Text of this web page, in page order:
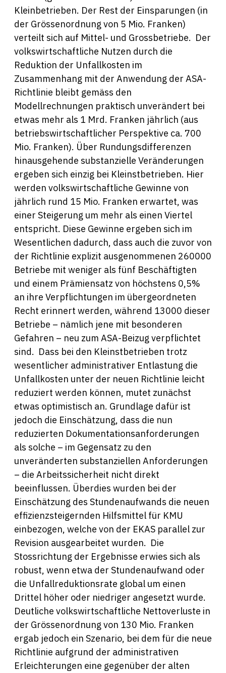
Kleinbetrieben. Der Rest der Einsparungen (in
der Grössenordnung von 5 Mio. Franken)
verteilt sich auf Mittel- und Grossbetriebe. Der
volkswirtschaftliche Nutzen durch die
Reduktion der Unfallkosten im
Zusammenhang mit der Anwendung der ASA-
Richtlinie bleibt gemäss den
Modellrechnungen praktisch unverändert bei
etwas mehr als 1 Mrd. Franken jährlich (aus
betriebswirtschaftlicher Perspektive ca. 700
Mio. Franken). Über Rundungsdifferenzen
hinausgehende substanzielle Veränderungen
ergeben sich einzig bei Kleinstbetrieben. Hier
werden volkswirtschaftliche Gewinne von
jährlich rund 15 Mio. Franken erwartet, was
einer Steigerung um mehr als einen Viertel
entspricht. Diese Gewinne ergeben sich im
Wesentlichen dadurch, dass auch die zuvor von
der Richtlinie explizit ausgenommenen 260000
Betriebe mit weniger als fünf Beschäftigten
und einem Prämiensatz von höchstens 0,5%
an ihre Verpflichtungen im übergeordneten
Recht erinnert werden, während 13000 dieser
Betriebe – nämlich jene mit besonderen
Gefahren – neu zum ASA-Beizug verpflichtet
sind. Dass bei den Kleinstbetrieben trotz
wesentlicher administrativer Entlastung die
Unfallkosten unter der neuen Richtlinie leicht
reduziert werden können, mutet zunächst
etwas optimistisch an. Grundlage dafür ist
jedoch die Einschätzung, dass die nun
reduzierten Dokumentationsanforderungen
als solche – im Gegensatz zu den
unveränderten substanziellen Anforderungen
– die Arbeitssicherheit nicht direkt
beeinflussen. Überdies wurden bei der
Einschätzung des Stundenaufwands die neuen
effizienzsteigernden Hilfsmittel für KMU
einbezogen, welche von der EKAS parallel zur
Revision ausgearbeitet wurden. Die
Stossrichtung der Ergebnisse erwies sich als
robust, wenn etwa der Stundenaufwand oder
die Unfallreduktionsrate global um einen
Drittel höher oder niedriger angesetzt wurde.
Deutliche volkswirtschaftliche Nettoverluste in
der Grössenordnung von 130 Mio. Franken
ergab jedoch ein Szenario, bei dem für die neue
Richtlinie aufgrund der administrativen
Erleichterungen eine gegenüber der alten